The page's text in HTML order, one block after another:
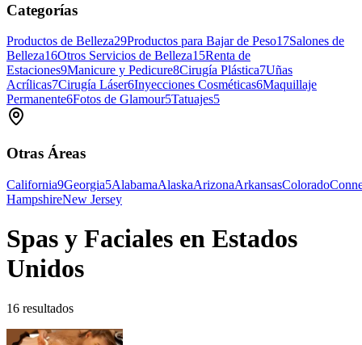
Categorías
Productos de Belleza29Productos para Bajar de Peso17Salones de
Belleza16Otros Servicios de Belleza15Renta de
Estaciones9Manicure y Pedicure8Cirugía Plástica7Uñas
Acrílicas7Cirugía Láser6Inyecciones Cosméticas6Maquillaje
Permanente6Fotos de Glamour5Tatuajes5
Otras Áreas
California9Georgia5AlabamaAlaskaArizonaArkansasColorado
HampshireNew Jersey
Spas y Faciales en Estados
Unidos
16 resultados